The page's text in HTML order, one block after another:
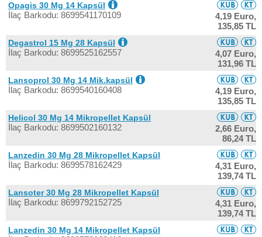
Opagis 30 Mg 14 Kapsül
İlaç Barkodu: 8699541170109
4,19 Euro,
135,85 TL
Degastrol 15 Mg 28 Kapsül
İlaç Barkodu: 8699525162557
4,07 Euro,
131,96 TL
Lansoprol 30 Mg 14 Mik.kapsül
İlaç Barkodu: 8699540160408
4,19 Euro,
135,85 TL
Helicol 30 Mg 14 Mikropellet Kapsül
İlaç Barkodu: 8699502160132
2,66 Euro,
86,24 TL
Lanzedin 30 Mg 28 Mikropellet Kapsül
İlaç Barkodu: 8699578162429
4,31 Euro,
139,74 TL
Lansoter 30 Mg 28 Mikropellet Kapsül
İlaç Barkodu: 8699792152725
4,31 Euro,
139,74 TL
Lanzedin 30 Mg 14 Mikropellet Kapsül